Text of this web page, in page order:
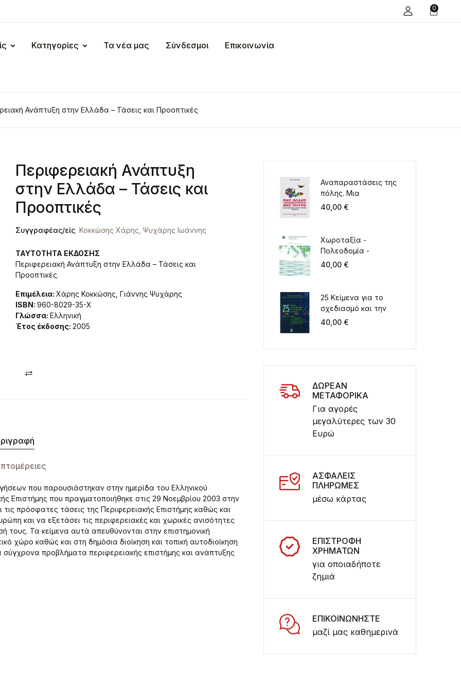
0
Κατηγορίες Τα νέα μας Σύνδεσμοι Επικοινωνία
Ανάπτυξη στην Ελλάδα – Τάσεις και Προοπτικές
Περιφερειακή Ανάπτυξη
στην Ελλάδα – Τάσεις και
Προοπτικές
Συγγραφέας/είς Κοκκώσης Χάρης ,Ψυχάρης Ιωάννης
ΤΑΥΤΟΤΗΤΑ ΕΚΔΟΣΗΣ
Περιφερειακή Ανάπτυξη στην Ελλάδα – Τάσεις και
Προοπτικές.
Επιμέλεια:Χάρης Κοκκώσης, Γιάννης Ψυχάρης
ISBN:960-8029-35-Χ
Γλώσσα:Ελληνική
Έτος έκδοσης:2005
που παρουσιάστηκαν στην ημερίδα του Ελληνικού
Επιστήμης που πραγματοποιήθηκε στις 29 Νοεμβρίου 2003 στην
πρόσφατες τάσεις της Περιφερειακής Επιστήμης καθώς και
και να εξετάσει τις περιφερειακές και χωρικές ανισότητες
τους. Τα κείμενα αυτά απευθύνονται στην επιστημονική
χώρο καθώς και στη δημόσια διοίκηση και τοπική αυτοδιοίκηση
προβλήματα περιφερειακής επιστήμης και ανάπτυξης
Αναπαραστάσεις της
πόλης. Μια
παιδαγωγική για την
40,00 €
Χωροταξία -
Πολεοδομία -
Περιβάλλον στον 21ο
40,00 €
25 Κείμενα για το
σχεδιασμό και την
ανάπτυξη του χώρου
λειτουργίας του
40,00 €
ΔΩΡΕΑΝ
ΜΕΤΑΦΟΡΙΚΑ
Για αγορές
μεγαλύτερες των 30
Ευρώ
ΑΣΦΑΛΕΙΣ
ΠΛΗΡΩΜΕΣ
μέσω κάρτας
ΕΠΙΣΤΡΟΦΗ
ΧΡΗΜΑΤΩΝ
για οποιαδήποτε
ζημιά
ΕΠΙΚΟΙΝΩΝΗΣΤΕ
μαζί μας καθημερινά